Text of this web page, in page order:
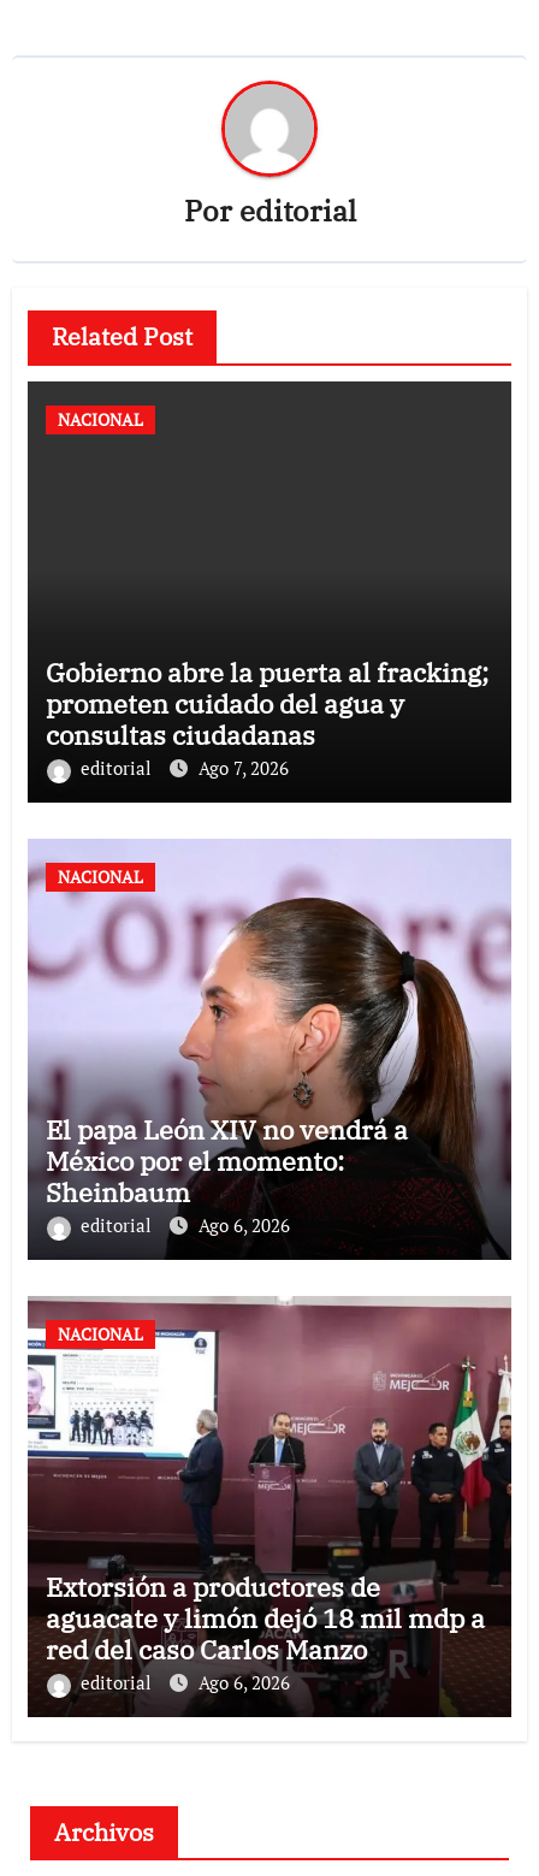
Poreditorial
Related Post
NACIONAL
Gobierno abre la puerta al fracking;
prometen cuidado del agua y
consultas ciudadanas
editorial Ago 7, 2026
NACIONAL
El papa León XIV no vendrá a
México por el momento:
Sheinbaum
editorial Ago 6, 2026
NACIONAL
Extorsión a productores de
aguacate y limón dejó 18 mil mdp a
red del caso Carlos Manzo
editorial Ago 6, 2026
Archivos